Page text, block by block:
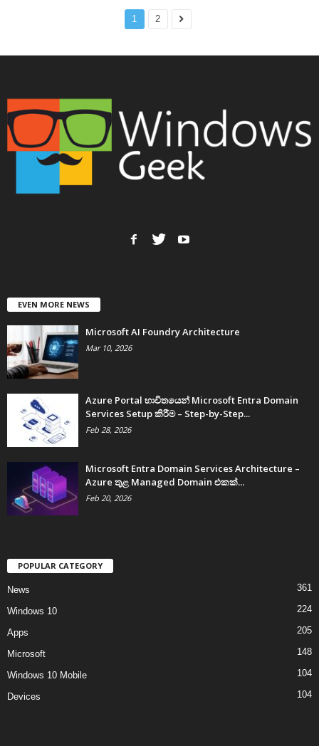
1 2
EVEN MORE NEWS
Microsoft AI Foundry Architecture
Mar 10, 2026
Azure Portal භාවිතයෙන් Microsoft Entra Domain
Services Setup කිරීම – Step-by-Step...
Feb 28, 2026
Microsoft Entra Domain Services Architecture –
Azure තුළ Managed Domain එකක්...
Feb 20, 2026
POPULAR CATEGORY
News 361
Windows 10 224
Apps 205
Microsoft 148
Windows 10 Mobile 104
Devices 104